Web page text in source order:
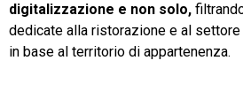
digitalizzazione e non solo,
dedicate alla ristorazione e al settore
in base al territorio di appartenenza.